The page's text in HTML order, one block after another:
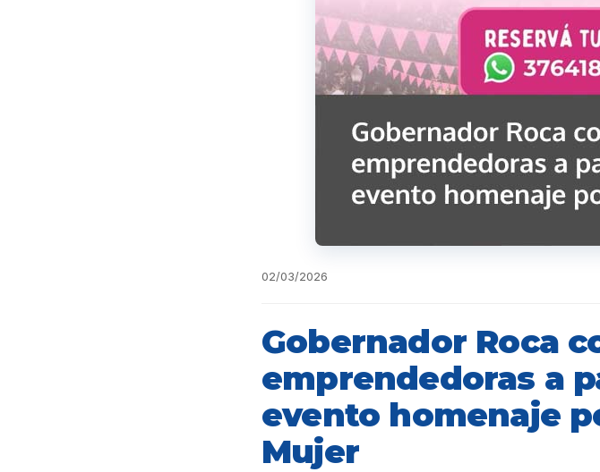
02/03/2026
Gobernador Roca
emprendedoras a
evento homenaje
Mujer